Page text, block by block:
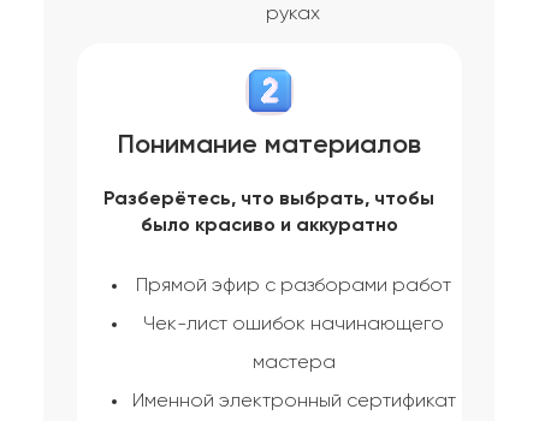
Разберётесь, что выбрать, чтобы
было красиво и аккуратно
Прямой эфир с разборами работ
Чек-лист ошибок начинающего
мастера
Именной электронный сертификат
руках
Понимание материалов